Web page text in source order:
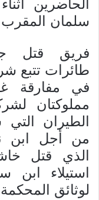
الحاضرين
سلمان
فريق قتل
طائرات تتبع
في مفارقة
مملوكتان
الطيران التي
من أجل ابن
الذي قتل
استيلاء ابن
لوثائق